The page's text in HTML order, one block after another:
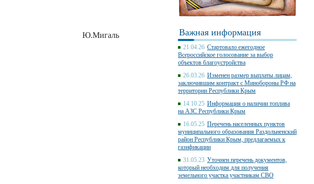
Ю.Мигаль
Важная информация
21.04.26 Стартовало ежегодное
Всероссийское голосование за выбор
объектов благоустройства
26.03.26 Изменен размер выплаты лицам,
заключившим контракт с Минобороны РФ на
территории Республики Крым
14.10.25 Информация о наличии топлива
на АЗС Республики Крым
16.05.25 Перечень населенных пунктов
муниципального образования Раздольненский
район Республики Крым, предлагаемых к
газификации
31.05.23 Уточнен перечень документов,
который необходим для получения
земельного участка участникам СВО